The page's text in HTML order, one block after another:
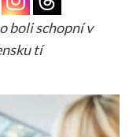
boli schopní v
tí